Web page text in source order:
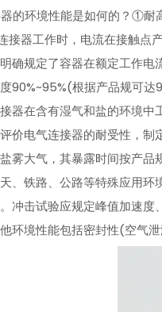
器的环境性能是如何的？①
器工作时，电流在接触点
确规定了容器在额定工作
90%~95%(根据产品规可
器在含有湿气和盐的环境中
价电气连接器的耐受性，
雾大气，其暴露时间按产
、铁路、公路等特殊应用
冲击试验应规定峰值加速
环境性能包括密封性(空气